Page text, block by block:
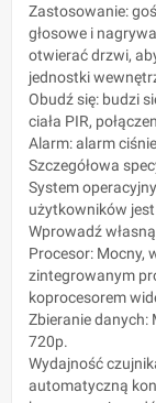
Zastosowanie:
głosowe i
otwierać drzwi,
jednostki
Obudź się: budzi
ciała PIR,
Alarm: alarm
Szczegółowa
System
użytkowników jest
Wprowadź
Procesor: Mocny,
zintegrowanym
koprocesorem
Zbieranie danych:
720p.
Wydajność
automatyczną